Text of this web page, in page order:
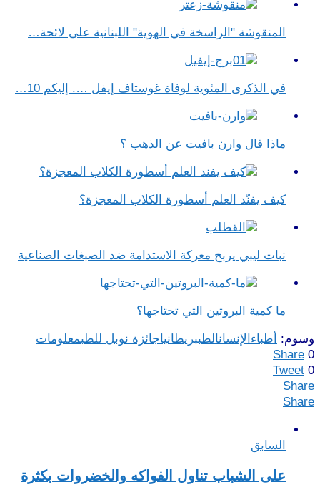
المنقوشة "الراسخة في الهوية" اللبنانية على لائحة…
في الذكرى المئوية لوفاة غوستاف إيفل …. إليكم 10…
ماذا قال وارن بافيت عن الذهب ؟
كيف يفنّد العلم أسطورة الكلاب المعجزة؟
نبات ليبي يربح معركة الاستدامة ضد الصبغات الصناعية
ما كمية البروتين التي تحتاجها؟
وسوم: أطباء الإنسانالطببريطانياجائزة نوبل للطبمعلومات
Share 0
Tweet 0
Share
Share
السابق
على الشباب تناول الفواكه والخضروات بكثرة